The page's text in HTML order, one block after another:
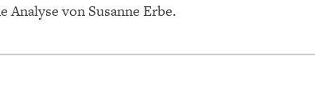
Analyse von Susanne Erbe.